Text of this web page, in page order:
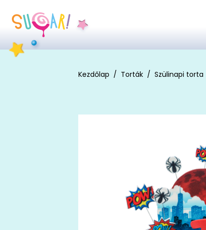
Kezdőlap Torták Szülinapi torta